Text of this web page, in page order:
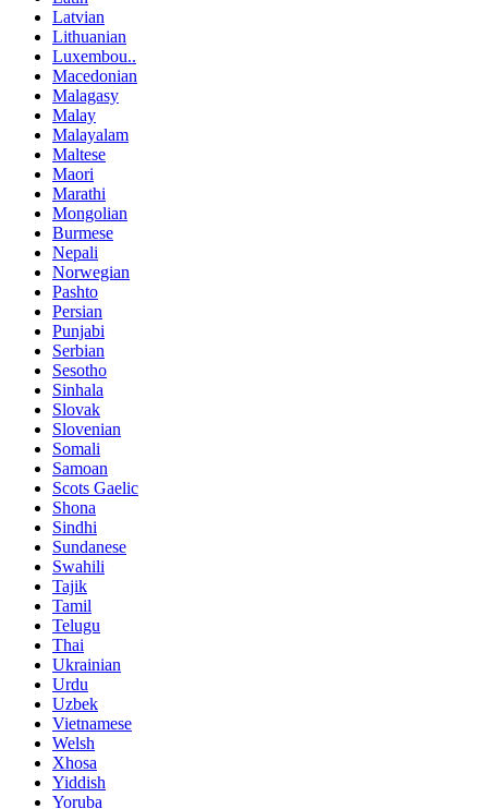
Latvian
Lithuanian
Luxembou..
Macedonian
Malagasy
Malay
Malayalam
Maltese
Maori
Marathi
Mongolian
Burmese
Nepali
Norwegian
Pashto
Persian
Punjabi
Serbian
Sesotho
Sinhala
Slovak
Slovenian
Somali
Samoan
Scots Gaelic
Shona
Sindhi
Sundanese
Swahili
Tajik
Tamil
Telugu
Thai
Ukrainian
Urdu
Uzbek
Vietnamese
Welsh
Xhosa
Yiddish
Yoruba